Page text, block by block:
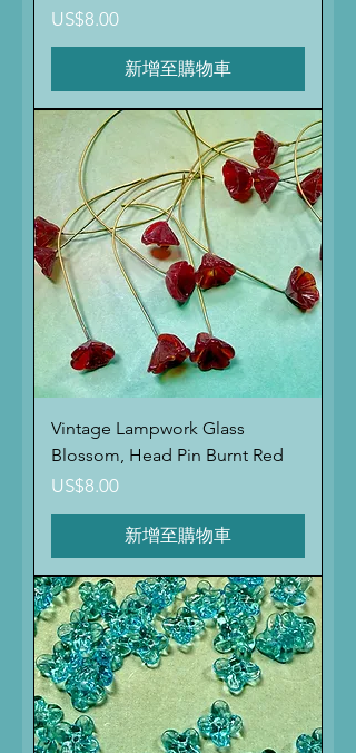
價格
US$8.00
新增至購物車
Vintage Lampwork Glass
Blossom, Head Pin Burnt Red
價格
US$8.00
新增至購物車